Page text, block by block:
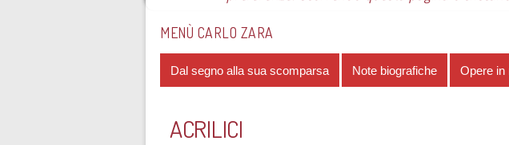
MENÙ CARLO ZARA
Dal segno alla sua scomparsa Note biografiche Opere in
ACRILICI